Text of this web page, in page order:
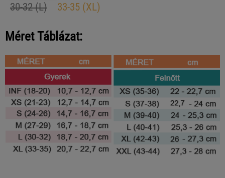
30-32 (L)
33-35 (XL)
Méret Táblázat: